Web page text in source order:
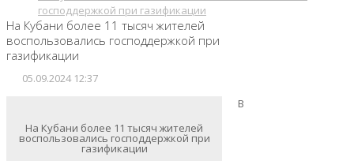
господдержкой при газификации
На Кубани более 11 тысяч жителей
воспользовались господдержкой при
газификации
05.09.2024 12:37
На Кубани более 11 тысяч жителей
воспользовались господдержкой при
газификации
В